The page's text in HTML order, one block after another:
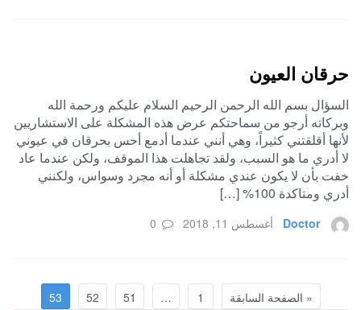
حرقان العيون
السؤال بسم الله الرحمن الرحيم السلام عليكم ورحمة الله
وبركاته أرجو من سماحتكم عرض هذه المشكلة على الاستشاريين
لأنها أقلقتني كثيراً، وهي أنني عندما أدمع أحس بحرقان في عيوني
لا أدري ما هو السبب، ولقد تجاهلت هذا الموقف، ولكن عندما عاد
خفت بأن لا يكون عندي مشكلة أو أنه مجرد وسواس، ولكنني
أدري ومتاكدة 100% […]
Doctor أغسطس 11, 2018 0
« الصفحة السابقة 1
…
51
52
53